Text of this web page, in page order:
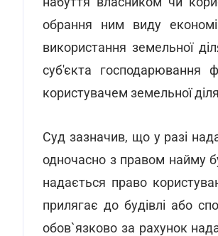
обрання ним виду
використання земельної
суб'єкта господарювання
користувачем земельної
Суд зазначив, що у разі
одночасно з правом найму
надається право
прилягає до будівлі або
обов`язково за рахунок